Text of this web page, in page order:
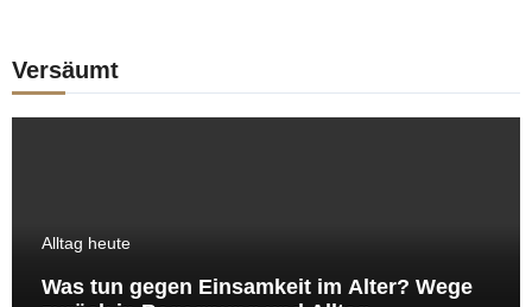
Versäumt
Alltag heute
Was tun gegen Einsamkeit im Alter? Wege